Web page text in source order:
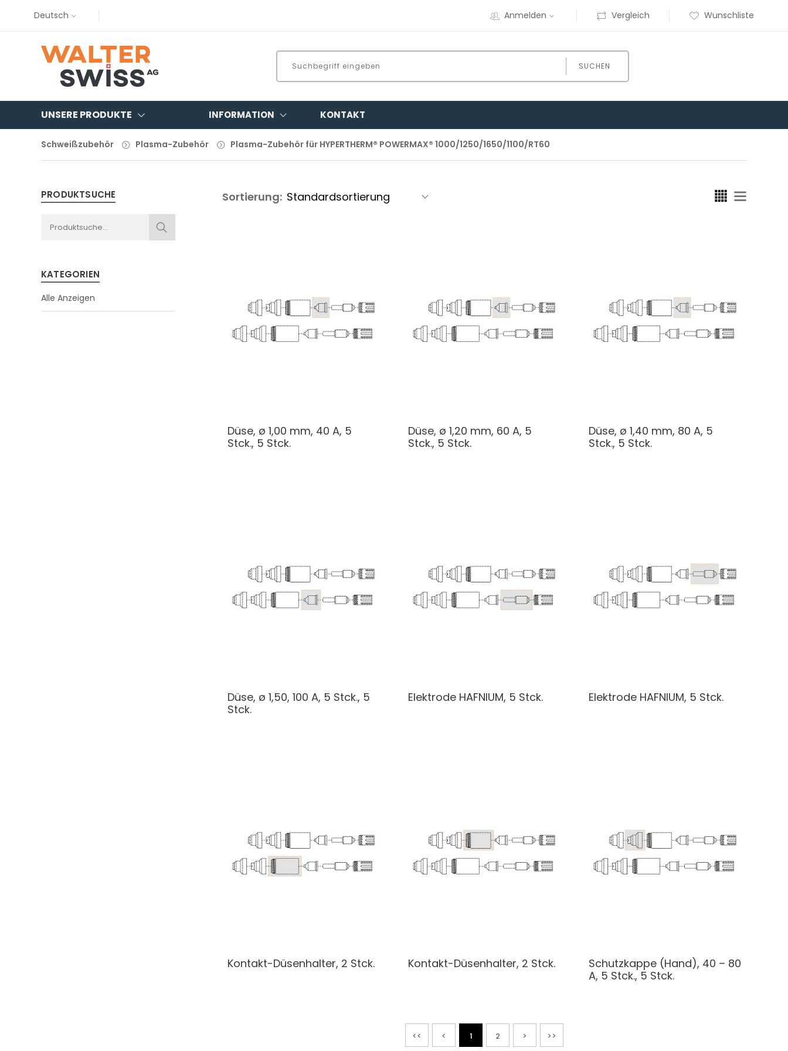
Deutsch Anmelden Vergleich Wunschliste
SUCHEN
UNSERE PRODUKTE INFORMATION KONTAKT
Schweißzubehör Plasma-Zubehör Plasma-Zubehör für HYPERTHERM® POWERMAX® 1000/1250/1650/1100/RT60
PRODUKTSUCHE
KATEGORIEN
Alle Anzeigen
Sortierung:
Düse, ø 1,00 mm, 40 A, 5
Stck., 5 Stck.
Düse, ø 1,20 mm, 60 A, 5
Stck., 5 Stck.
Düse, ø 1,40 mm, 80 A, 5
Stck., 5 Stck.
Düse, ø 1,50, 100 A, 5 Stck., 5
Stck.
Elektrode HAFNIUM, 5 Stck. Elektrode HAFNIUM, 5 Stck.
Kontakt-Düsenhalter, 2 Stck. Kontakt-Düsenhalter, 2 Stck.
Schutzkappe (Hand), 40 – 80
A, 5 Stck., 5 Stck.
<< < 1 2 > >>